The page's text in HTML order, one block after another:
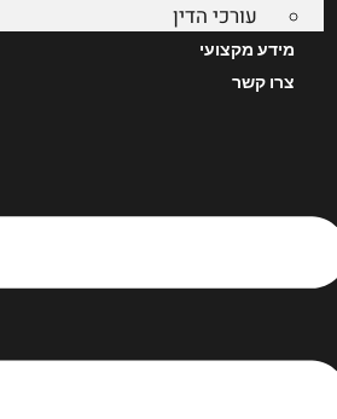
עורכי הדין
מידע מקצועי
צרו קשר